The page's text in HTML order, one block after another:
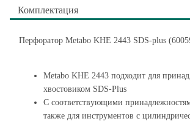
Комплектация
Перфоратор Metabo KHE 2443 SDS-plus
Metabo KHE 2443 подходит для
хвостовиком SDS-Plus
С соответствующими
также для инструментов с